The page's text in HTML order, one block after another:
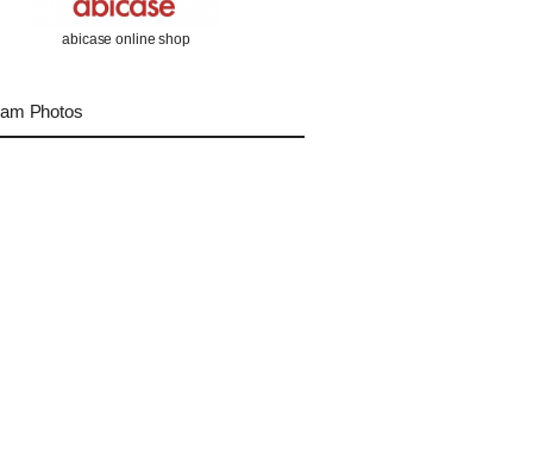
abicase online shop
Photos